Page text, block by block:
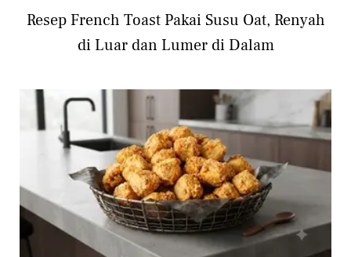
Resep French Toast Pakai Susu Oat, Renyah
di Luar dan Lumer di Dalam